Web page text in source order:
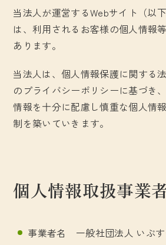
当法人が運営するWebサイト（以
は、利用されるお客様の個人情報
あります。
当法人は、個人情報保護に関する
のプライバシーポリシーに基づき
情報を十分に配慮し慎重な個人情
制を築いていきます。
個人情報取扱事業
事業者名 一般社団法人 いぶす